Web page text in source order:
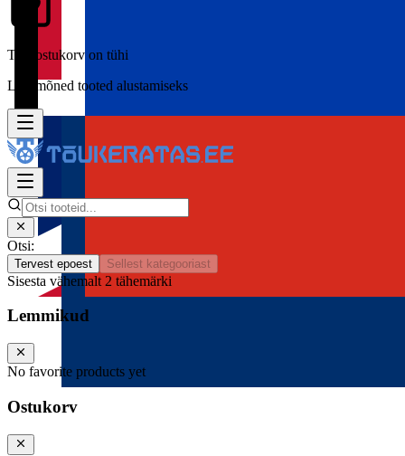
Teie ostukorv on tühi
Lisa mõned tooted alustamiseks
Otsi:
Tervest epoest Sellest kategooriast
Sisesta vähemalt 2 tähemärki
Lemmikud
No favorite products yet
Ostukorv